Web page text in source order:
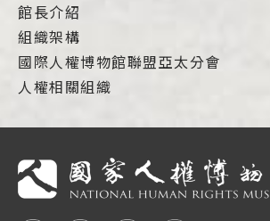
館長介紹
組織架構
國際人權博物館聯盟亞太分會
人權相關組織